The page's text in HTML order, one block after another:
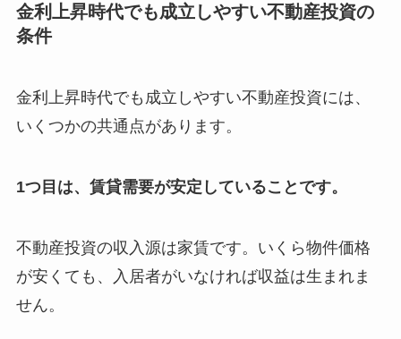
金利上昇時代でも成立しやすい不動産投資の
条件
金利上昇時代でも成立しやすい不動産投資には、
いくつかの共通点があります。
1つ目は、賃貸需要が安定していることです。
不動産投資の収入源は家賃です。いくら物件価格
が安くても、入居者がいなければ収益は生まれま
せん。